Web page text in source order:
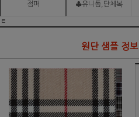
점퍼 ♣유니폼,단체복
ㅌ
원단 샘플 정보